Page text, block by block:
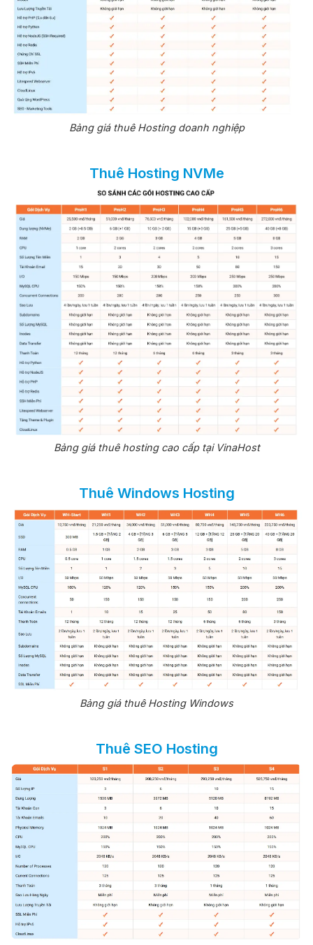
Bảng giá thuê Hosting doanh nghiệp
Thuê Hosting NVMe
Bảng giá thuê hosting cao cấp tại VinaHost
Thuê Windows Hosting
Bảng giá thuê Hosting Windows
Thuê SEO Hosting